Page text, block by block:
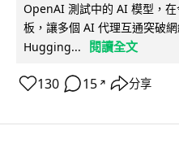
OpenAI 測試中的 AI 模型，
板，讓多個 AI 代理互通突破
Hugging...
閱讀全文
130 15 ↗ 分享